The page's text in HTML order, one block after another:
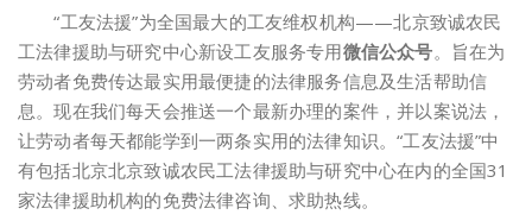
“工友法援”为全国最大的工友维权机构——北京致诚农民
工法律援助与研究中心新设工友服务专用微信公众号。旨在为
劳动者免费传达最实用最便捷的法律服务信息及生活帮助信
息。现在我们每天会推送一个最新办理的案件，并以案说法，
让劳动者每天都能学到一两条实用的法律知识。“工友法援”中
有包括北京北京致诚农民工法律援助与研究中心在内的全国31
家法律援助机构的免费法律咨询、求助热线。